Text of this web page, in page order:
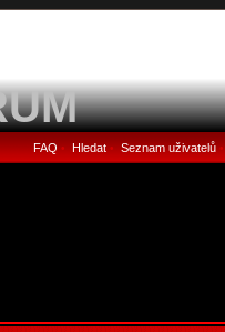
FAQ • Hledat• Seznam uživatelů•